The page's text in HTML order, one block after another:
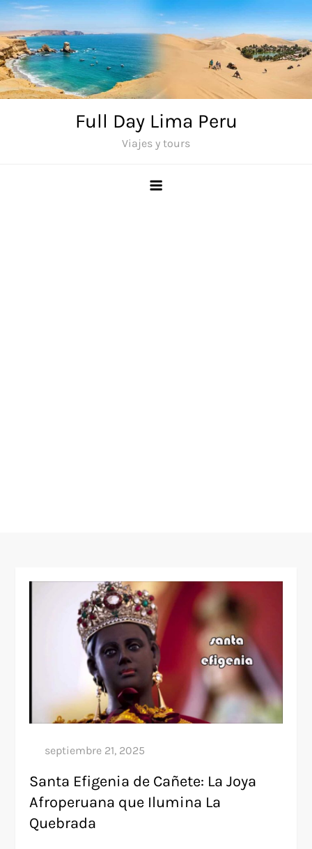
Saltar
al
contenido
Full Day Lima Peru
Viajes y tours
Santa Efigenia de Cañete: La Joya
Afroperuana que Ilumina La
Quebrada